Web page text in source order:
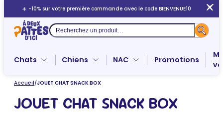
au
contenu
☀️ -10% sur votre première commande avec le code BIENVENUE10
Recherche
Chats Chiens NAC Promotions
Accueil/JOUET CHAT SNACK BOX
JOUET CHAT SNACK BOX